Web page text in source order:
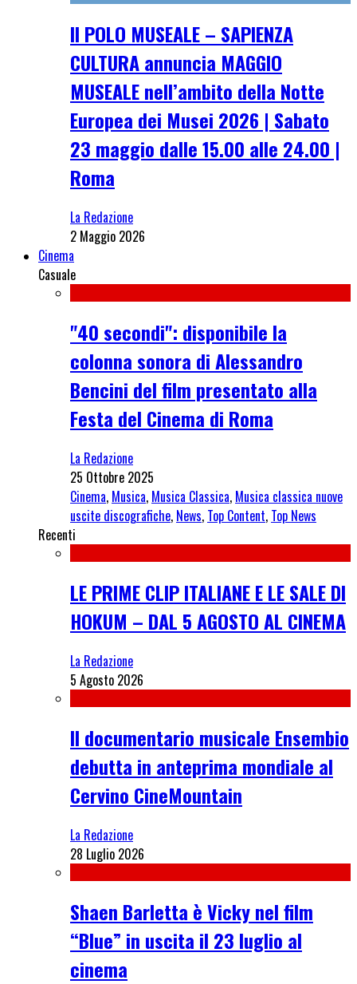
Il POLO MUSEALE – SAPIENZA
CULTURA annuncia MAGGIO
MUSEALE nell’ambito della Notte
Europea dei Musei 2026 | Sabato
23 maggio dalle 15.00 alle 24.00 |
Roma
La Redazione
2 Maggio 2026
Cinema
Casuale
"40 secondi": disponibile la
colonna sonora di Alessandro
Bencini del film presentato alla
Festa del Cinema di Roma
La Redazione
25 Ottobre 2025
Cinema, Musica, Musica Classica, Musica classica nuove
uscite discografiche, News, Top Content, Top News
Recenti
LE PRIME CLIP ITALIANE E LE SALE DI
HOKUM – DAL 5 AGOSTO AL CINEMA
La Redazione
5 Agosto 2026
Il documentario musicale Ensembio
debutta in anteprima mondiale al
Cervino CineMountain
La Redazione
28 Luglio 2026
Shaen Barletta è Vicky nel film
“Blue” in uscita il 23 luglio al
cinema